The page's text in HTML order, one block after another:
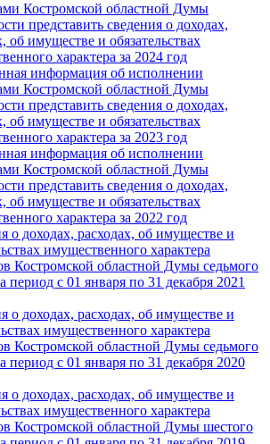
Костромской областной Думы
представить сведения о доходах,
об имуществе и обязательствах
характера за 2024 год
информация об исполнении
Костромской областной Думы
представить сведения о доходах,
об имуществе и обязательствах
характера за 2023 год
информация об исполнении
Костромской областной Думы
представить сведения о доходах,
об имуществе и обязательствах
характера за 2022 год
о доходах, расходах, об имуществе и
имущественного характера
Костромской областной Думы седьмого
период с 01 января по 31 декабря 2021
о доходах, расходах, об имуществе и
имущественного характера
Костромской областной Думы седьмого
период с 01 января по 31 декабря 2020
о доходах, расходах, об имуществе и
имущественного характера
Костромской областной Думы шестого